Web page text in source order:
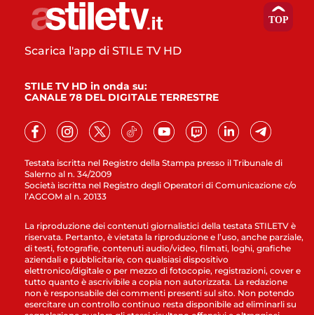
Testata iscritta nel Registro della Stampa presso il Tribunale di
Salerno al n. 34/2009
Società iscritta nel Registro degli Operatori di Comunicazione c/o
l’AGCOM al n. 20133
Scarica l'app di STILE TV HD
STILE TV HD in onda su:
CANALE 78 DEL DIGITALE TERRESTRE
La riproduzione dei contenuti giornalistici della testata STILETV è
riservata. Pertanto, è vietata la riproduzione e l’uso, anche parziale,
di testi, fotografie, contenuti audio/video, filmati, loghi, grafiche
aziendali e pubblicitarie, con qualsiasi dispositivo
elettronico/digitale o per mezzo di fotocopie, registrazioni, cover e
tutto quanto è ascrivibile a copia non autorizzata. La redazione
non è responsabile dei commenti presenti sul sito. Non potendo
esercitare un controllo continuo resta disponibile ad eliminarli su